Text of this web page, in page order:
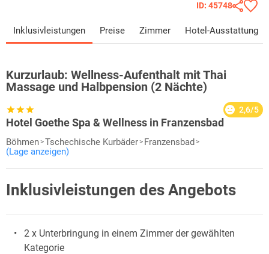
ID: 45748
Inklusivleistungen Preise Zimmer Hotel-Ausstattung
Kurzurlaub: Wellness-Aufenthalt mit Thai
Massage und Halbpension (2 Nächte)
Hotel Goethe Spa & Wellness in Franzensbad
2,6/5
Böhmen Tschechische Kurbäder
Franzensbad
(Lage anzeigen)
Inklusivleistungen des Angebots
2 x Unterbringung in einem Zimmer der gewählten
Kategorie